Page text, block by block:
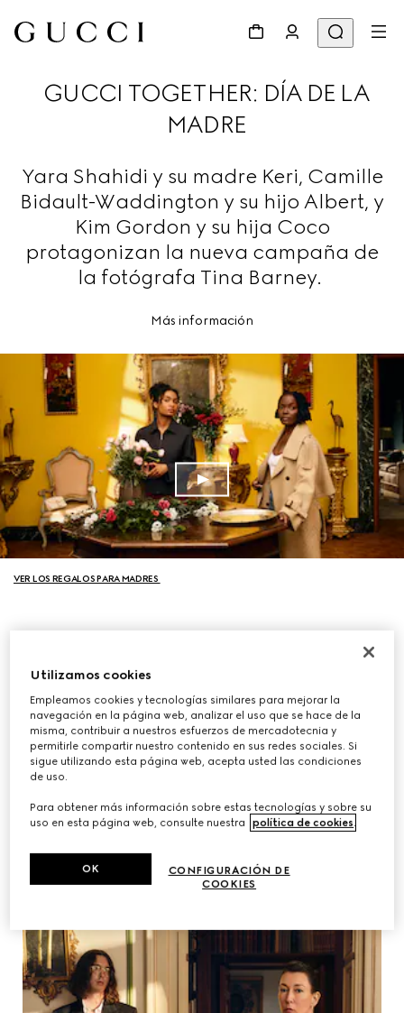
GUCCI TOGETHER: DÍA DE LA
MADRE
Yara Shahidi y su madre Keri, Camille
Bidault-Waddington y su hijo Albert, y
Kim Gordon y su hija Coco
protagonizan la nueva campaña de
la fotógrafa Tina Barney.
Más información
VER LOS REGALOS PARA MADRES
Utilizamos cookies
Empleamos cookies y tecnologías similares para mejorar la
navegación en la página web, analizar el uso que se hace de la
misma, contribuir a nuestros esfuerzos de mercadotecnia y
permitirle compartir nuestro contenido en sus redes sociales. Si
sigue utilizando esta página web, acepta usted las condiciones
de uso.
Para obtener más información sobre estas tecnologías y sobre su
uso en esta página web, consulte nuestra
política de cookies
CONFIGURACIÓN DE
COOKIES
OK